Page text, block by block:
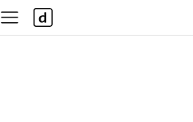
사
이
다
나
와